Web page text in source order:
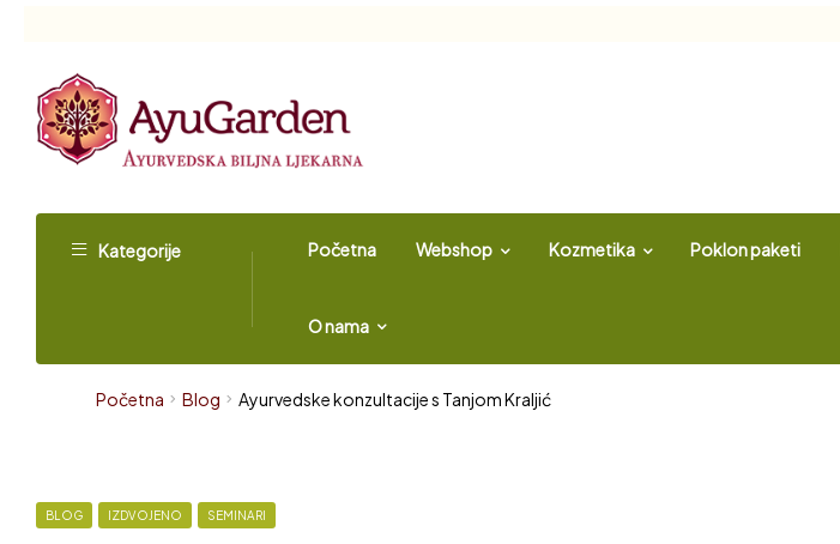
Kategorije Početna Webshop Kozmetika Poklon paketi
O nama
Početna Blog Ayurvedske konzultacije s Tanjom Kraljić
BLOG IZDVOJENO SEMINARI